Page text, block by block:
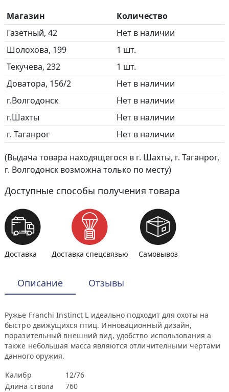
Магазин
Количество
Газетный, 42
Нет в наличии
Шолохова, 199
1 шт.
Текучева, 232
1 шт.
Доватора, 156/2
Нет в наличии
г.Волгодонск
Нет в наличии
г.Шахты
Нет в наличии
г. Таганрог
Нет в наличии
(Выдача товара находящегося в г. Шахты, г. Таганрог,
г. Волгодонск возможна только по месту)
Доступные способы получения товара
Доставка Доставка спецсвязью Самовывоз
Описание Отзывы
Ружье Franchi Instinct L идеально подходит для охоты на
быстро движущихся птиц. Инновационный дизайн,
поразительный внешний вид, удобство использования а
также небольшая масса являются отличителными чертами
данного оружия.
Калибр
12/76
Длина ствола
760